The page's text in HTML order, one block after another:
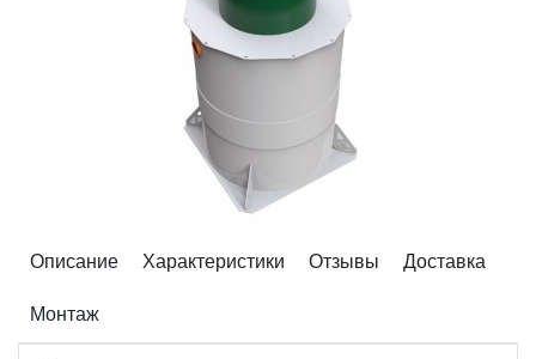
Описание Характеристики Отзывы Доставка
Монтаж